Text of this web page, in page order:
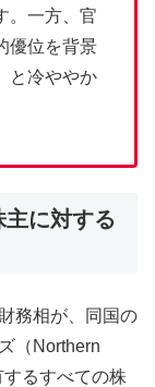
。一方、官
優位を背景
と冷ややか
に対する
務相が、同国の
（Northern
るすべての株